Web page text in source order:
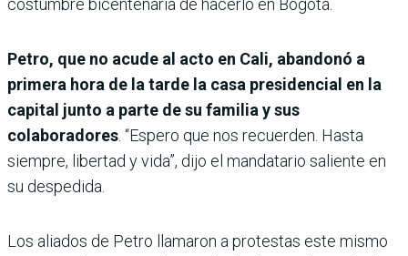
costumbre bicentenaria de hacerlo en Bogotá.
Petro, que no acude al acto en Cali, abandonó a
primera hora de la tarde la casa presidencial en la
capital junto a parte de su familia y sus
colaboradores . “Espero que nos recuerden. Hasta
siempre, libertad y vida”, dijo el mandatario saliente en
su despedida.
Los aliados de Petro llamaron a protestas este mismo